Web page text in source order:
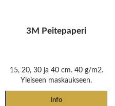
3M Peitepaperi
15, 20, 30 ja 40 cm. 40 g/m2.
Yleiseen maskaukseen.
Info